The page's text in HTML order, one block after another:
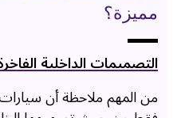
مميزة؟
التصميمات الداخلية